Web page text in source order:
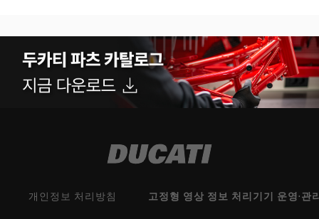
개인정보 처리방침 고정형 영상 정보 처리기기 운영·관